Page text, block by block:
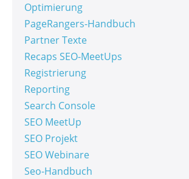
Optimierung
PageRangers-Handbuch
Partner Texte
Recaps SEO-MeetUps
Registrierung
Reporting
Search Console
SEO MeetUp
SEO Projekt
SEO Webinare
Seo-Handbuch